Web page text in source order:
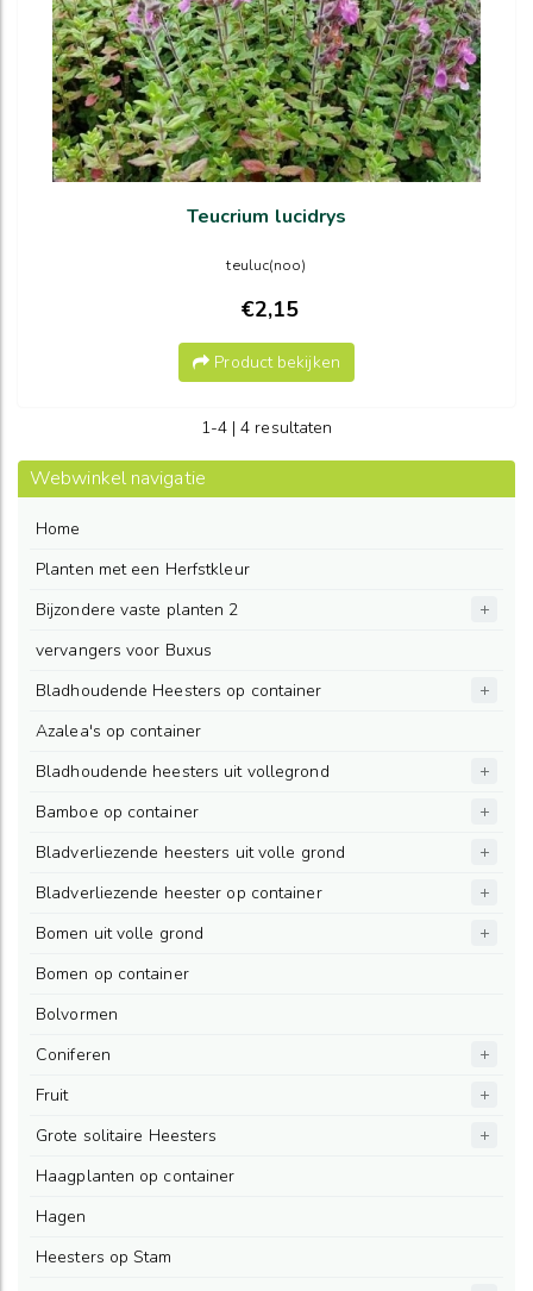
Teucrium lucidrys
teuluc(noo)
€2,15
Product bekijken
1-4 | 4 resultaten
Webwinkel navigatie
Home
Planten met een Herfstkleur
Bijzondere vaste planten 2
vervangers voor Buxus
Bladhoudende Heesters op container
Azalea's op container
Bladhoudende heesters uit vollegrond
Bamboe op container
Bladverliezende heesters uit volle grond
Bladverliezende heester op container
Bomen uit volle grond
Bomen op container
Bolvormen
Coniferen
Fruit
Grote solitaire Heesters
Haagplanten op container
Hagen
Heesters op Stam